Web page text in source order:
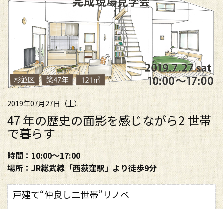
2019年07月27日（土）
47 年の歴史の面影を感じながら2 世帯
で暮らす
時間：10:00～17:00
場所：JR総武線「西荻窪駅」より徒歩9分
戸建て“仲良し二世帯”リノベ